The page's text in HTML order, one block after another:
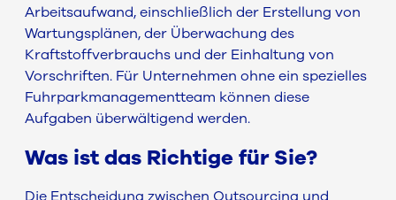
Arbeitsaufwand, einschließlich der Erstellung von
Wartungsplänen, der Überwachung des
Kraftstoffverbrauchs und der Einhaltung von
Vorschriften. Für Unternehmen ohne ein spezielles
Fuhrparkmanagementteam können diese
Aufgaben überwältigend werden.
Was ist das Richtige für Sie?